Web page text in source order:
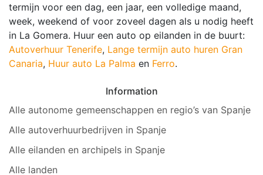
termijn voor een dag, een jaar, een volledige maand,
week, weekend of voor zoveel dagen als u nodig heeft
in La Gomera. Huur een auto op eilanden in de buurt:
Autoverhuur Tenerife, Lange termijn auto huren Gran
Canaria, Huur auto La Palma en Ferro.
Information
Alle autonome gemeenschappen en regio’s van Spanje
Alle autoverhuurbedrijven in Spanje
Alle eilanden en archipels in Spanje
Alle landen